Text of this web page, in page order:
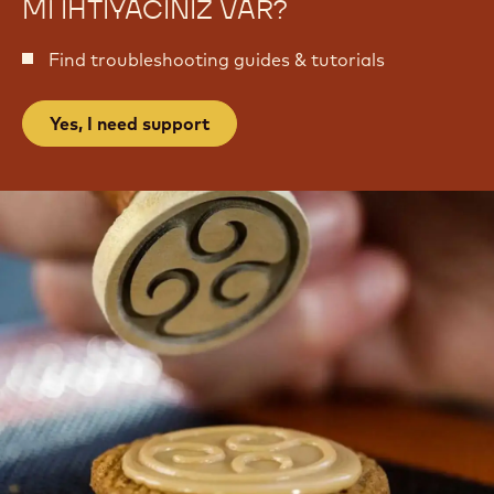
MI IHTIYACINIZ VAR?
Find troubleshooting guides & tutorials
Yes, I need support